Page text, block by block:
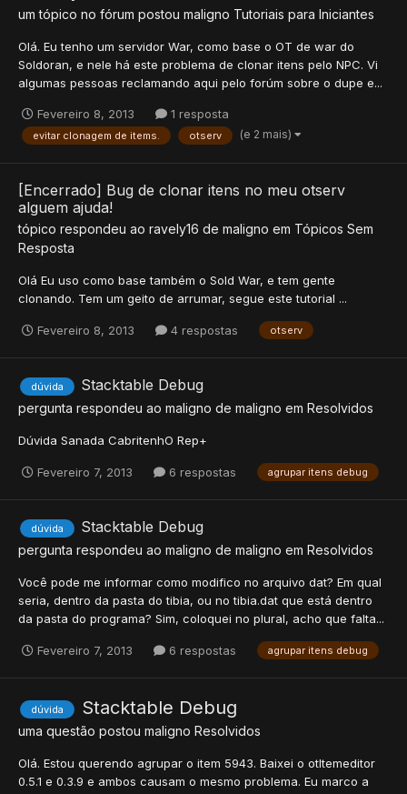
um tópico no fórum postou maligno Tutoriais para Iniciantes
Olá. Eu tenho um servidor War, como base o OT de war do
Soldoran, e nele há este problema de clonar itens pelo NPC. Vi
algumas pessoas reclamando aqui pelo forúm sobre o dupe e...
Fevereiro 8, 2013 1 resposta
evitar clonagem de items. otserv (e 2 mais)
[Encerrado] Bug de clonar itens no meu otserv
alguem ajuda!
tópico respondeu ao ravely16 de maligno em Tópicos Sem
Resposta
Olá Eu uso como base também o Sold War, e tem gente
clonando. Tem um geito de arrumar, segue este tutorial ...
Fevereiro 8, 2013 4 respostas otserv
dúvida Stacktable Debug
pergunta respondeu ao maligno de maligno em Resolvidos
Dúvida Sanada CabritenhO Rep+
Fevereiro 7, 2013 6 respostas agrupar itens debug
dúvida Stacktable Debug
pergunta respondeu ao maligno de maligno em Resolvidos
Você pode me informar como modifico no arquivo dat? Em qual
seria, dentro da pasta do tibia, ou no tibia.dat que está dentro
da pasta do programa? Sim, coloquei no plural, acho que falta...
Fevereiro 7, 2013 6 respostas agrupar itens debug
dúvida Stacktable Debug
uma questão postou maligno Resolvidos
Olá. Estou querendo agrupar o item 5943. Baixei o otItemeditor
0.5.1 e 0.3.9 e ambos causam o mesmo problema. Eu marco a